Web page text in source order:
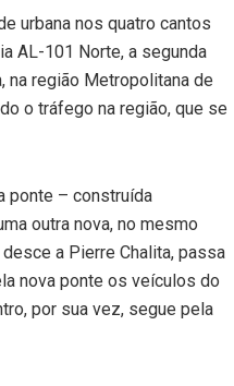
urbana nos quatro cantos
AL-101 Norte, a segunda
na região Metropolitana de
o tráfego na região, que se
ponte – construída
outra nova, no mesmo
a Pierre Chalita, passa
nova ponte os veículos do
por sua vez, segue pela